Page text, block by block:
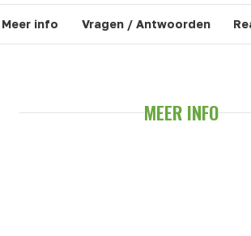
Meer info Vragen / Antwoorden
MEER INFO